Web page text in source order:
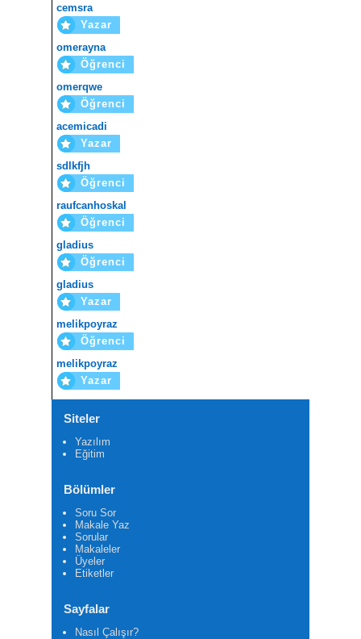
cemsra
Yazar
omerayna
Öğrenci
omerqwe
Öğrenci
acemicadi
Yazar
sdlkfjh
Öğrenci
raufcanhoskal
Öğrenci
gladius
Öğrenci
gladius
Yazar
melikpoyraz
Öğrenci
melikpoyraz
Yazar
Siteler
Yazılım
Eğitim
Bölümler
Soru Sor
Makale Yaz
Sorular
Makaleler
Üyeler
Etiketler
Sayfalar
Nasıl Çalışır?